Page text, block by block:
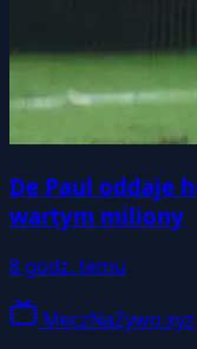
De Paul oddaje
wartym miliony
8 godz. temu
MeczNaZywo.xyz